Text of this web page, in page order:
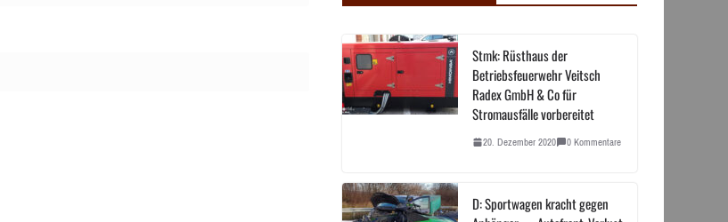
Stmk: Rüsthaus der
Betriebsfeuerwehr Veitsch
Radex GmbH & Co für
Stromausfälle vorbereitet
20. Dezember 2020 0 Kommentare
D: Sportwagen kracht gegen